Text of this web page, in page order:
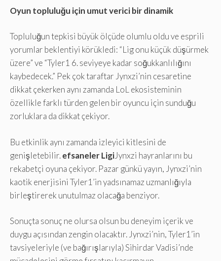
Oyun topluluğu için umut verici bir dinamik
Topluluğun tepkisi büyük ölçüde olumlu oldu ve esprili
yorumlar beklentiyi körükledi: “Lig onu küçük düşürmek
üzere” ve “Tyler1 6. seviyeye kadar soğukkanlılığını
kaybedecek.” Pek çok taraftar Jynxzi’nin cesaretine
dikkat çekerken aynı zamanda LoL ekosisteminin
özellikle farklı türden gelen bir oyuncu için sunduğu
zorluklara da dikkat çekiyor.
Bu etkinlik aynı zamanda izleyici kitlesini de
genişletebilir.efsaneler LigiJynxzi hayranlarını bu
rekabetçi oyuna çekiyor. Pazar günkü yayın, Jynxzi’nin
kaotik enerjisini Tyler1’in yadsınamaz uzmanlığıyla
birleştirerek unutulmaz olacağa benziyor.
Sonuçta sonuç ne olursa olsun bu deneyim içerik ve
duygu açısından zengin olacaktır. Jynxzi’nin, Tyler1’in
tavsiyeleriyle (ve bağırışlarıyla) Sihirdar Vadisi’nde